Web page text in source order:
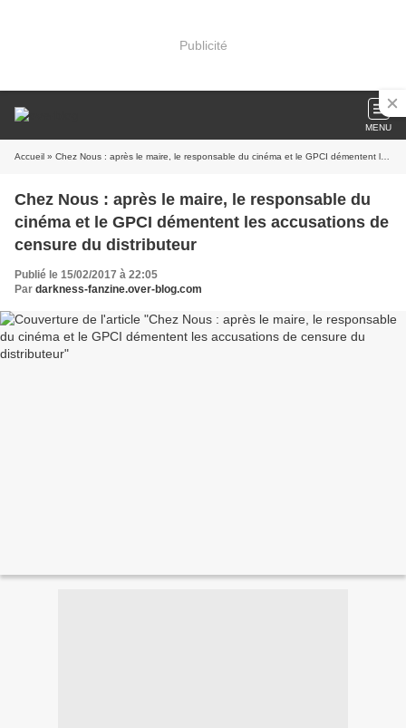
Publicité
MENU
Accueil » Chez Nous : après le maire, le responsable du cinéma et le GPCI démentent les accusations de censure du distributeur
Chez Nous : après le maire, le responsable du
cinéma et le GPCI démentent les accusations de
censure du distributeur
Publié le 15/02/2017 à 22:05
Par darkness-fanzine.over-blog.com